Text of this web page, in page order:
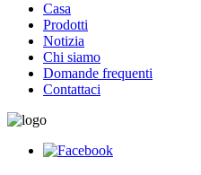
Casa
Prodotti
Notizia
Chi siamo
Domande frequenti
Contattaci